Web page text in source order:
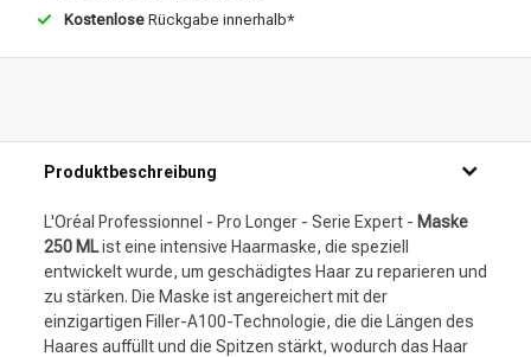
Kostenlose Rückgabe innerhalb*
Produktbeschreibung
L'Oréal Professionnel - Pro Longer - Serie Expert - Maske
250 MList eine intensive Haarmaske, die speziell
entwickelt wurde, um geschädigtes Haar zu reparieren und
zu stärken. Die Maske ist angereichert mit der
einzigartigen Filler-A100-Technologie, die die Längen des
Haares auffüllt und die Spitzen stärkt, wodurch das Haar